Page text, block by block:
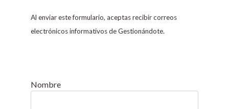
s
t
C
Al enviar este formulario, aceptas recibir correos
electrónicos informativos de Gestionándote.
Nombre